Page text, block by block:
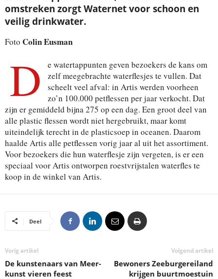
omstreken zorgt Waternet voor schoon en
veilig drinkwater.
Foto Colin Eusman
D
e watertappunten geven bezoekers de kans om
zelf meegebrachte waterflesjes te vullen. Dat
scheelt veel afval: in Artis werden voorheen
zo’n 100.000 petflessen per jaar verkocht. Dat
zijn er gemiddeld bijna 275 op een dag. Een groot deel van
alle plastic flessen wordt niet hergebruikt, maar komt
uiteindelijk terecht in de plasticsoep in oceanen. Daarom
haalde Artis alle petflessen vorig jaar al uit het assortiment.
Voor bezoekers die hun waterflesje zijn vergeten, is er een
speciaal voor Artis ontworpen roestvrijstalen waterfles te
koop in de winkel van Artis.
Deel
Vorig artikel
De kunstenaars van Meer-
kunst vieren feest
Volgend artikel
Bewoners Zeeburgereiland
krijgen buurtmoestuin